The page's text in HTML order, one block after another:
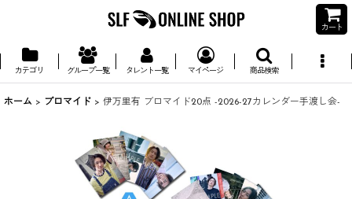
カート
カテゴリ グループ一覧 タレント一覧 マイページ 商品検索
ホーム > ブロマイド > 伊万里有 ブロマイド20点 -2026-27カレンダー手渡し会-